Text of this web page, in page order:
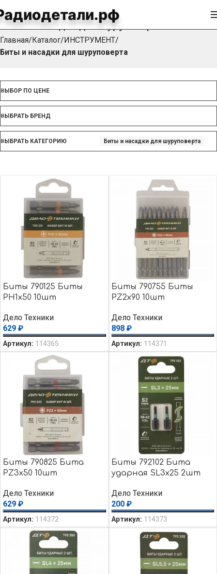
Биты и насадки для шуруповерта
Главная Каталог ИНСТРУМЕНТ
Биты и насадки для шуруповерта
ВЫБОР ПО ЦЕНЕ
ВЫБРАТЬ БРЕНД
ВЫБРАТЬ КАТЕГОРИЮ Биты и насадки для шуруповерта
Биты 790125 Биты
PH1х50 10шт
Дело Техники
629 ₽
Артикул: 114365
Биты 790755 Биты
PZ2х90 10шт
Дело Техники
898 ₽
Артикул: 114371
Биты 790825 Бита
PZ3х50 10шт
Дело Техники
629 ₽
Артикул: 114372
Биты 792102 Бита
ударная SL3х25 2шт
Дело Техники
200 ₽
Артикул: 114373